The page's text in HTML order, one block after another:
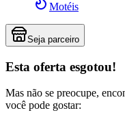
Motéis
Seja parceiro
Esta oferta esgotou!
Mas não se preocupe,
você pode gostar: